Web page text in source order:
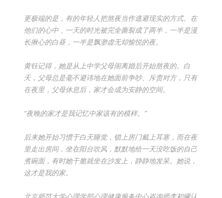
更极端的是，有的年轻人把熬夜当作逃避现实的方式。在
他们的心中，一天的时光被完全撕裂成了两半，一半是漫
长揪心的白昼，一半是飘渺虚无却愉悦的夜。
黄钰记得，她是从上中学父母闹离婚后开始熬夜的。白
天，父母总是毫不避讳地在她面前争吵、斥责对方，只有
在夜里，父母休息后，家才会成为安静的空间。
“夜晚的家才是我记忆中家该有的模样。”
后来她开始习惯于白天睡觉，锁上房门戴上耳塞，而在夜
里走出房间，坐在阳台吹风，默默地给一天没吃饭的自己
煮碗面，有时她干脆就坐在沙发上，静静地发呆。她说，
这才是我的家。